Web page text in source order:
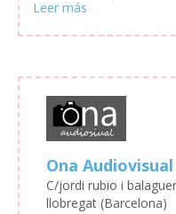
Ona Audiovisual
C/jordi rubio i
llobregat (Barcelona)